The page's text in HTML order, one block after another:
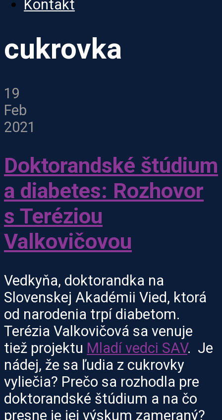
Kontakt
cukrovka
19
Feb
2021
Doktorandské štúdium
a diabetes: Rozhovor
s Teréziou
Valkovičovou
Vedkyňa, doktorandka na
Slovenskej Akadémii Vied, ktorá
od narodenia trpí diabetom.
Terézia Valkovičová sa venuje
tiež projektu Mladí vedci SAV. Je
nádej, že sa ľudia z cukrovky
vyliečia? Prečo sa rozhodla pre
doktorandské štúdium a na čo
presne je jej výskum zameraný?